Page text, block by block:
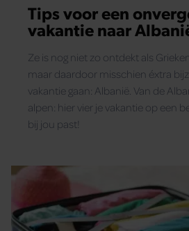
Tips voor een
vakantie naar
Ze is nog niet zo ontdekt als
maar daardoor misschien éxtra
vakantie gaan: Albanië. Van de
alpen: hier vier je vakantie op een
bij jou past!